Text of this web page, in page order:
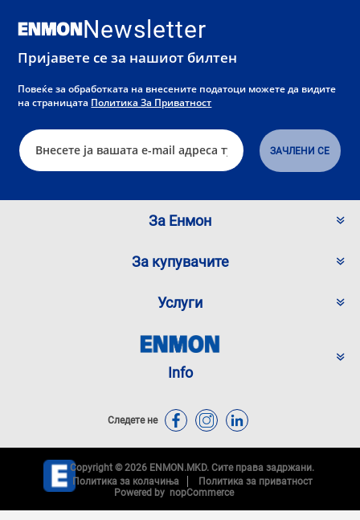
Newsletter
Пријавете се за нашиот билтен
Повеќе за обработката на внесените податоци можете да видите
на страницата Политика За Приватност
За Енмон
За купувачите
Услуги
Info
Следете не
Copyright © 2026 ENMON.MKD. Сите права задржани.
Политика за колачиња
Политика за приватност
Powered by nopCommerce